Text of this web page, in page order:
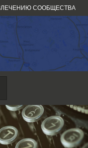
СООБЩЕСТВА